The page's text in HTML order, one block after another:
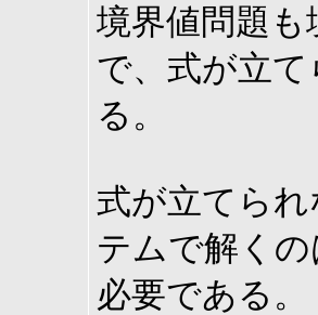
境界値問題
で、式が立
る。
式が立てら
テムで解く
必要である。